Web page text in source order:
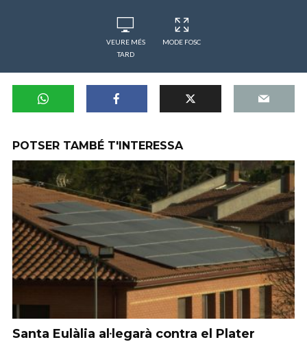
VEURE MÉS
TARD
MODE FOSC
POTSER TAMBÉ T'INTERESSA
Santa Eulàlia al·legarà contra el Plater